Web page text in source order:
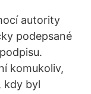
autority
podepsané
komukoliv,
kdy byl